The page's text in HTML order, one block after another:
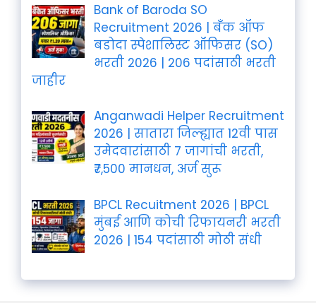
Bank of Baroda SO
Recruitment 2026 | बँक ऑफ
बडोदा स्पेशालिस्ट ऑफिसर (SO)
भरती 2026 | 206 पदांसाठी भरती
जाहीर
Anganwadi Helper Recruitment
2026 | सातारा जिल्ह्यात 12वी पास
उमेदवारांसाठी 7 जागांची भरती,
₹7,500 मानधन, अर्ज सुरू
BPCL Recuitment 2026 | BPCL
मुंबई आणि कोची रिफायनरी भरती
2026 | 154 पदांसाठी मोठी संधी